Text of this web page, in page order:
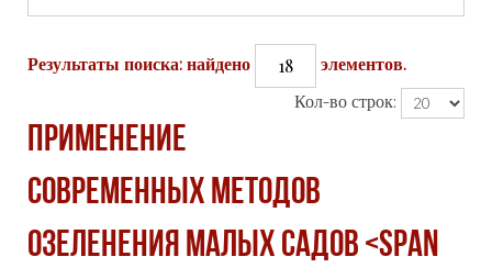
Результаты поиска: найдено 18
элементов.
Кол-во строк:
ПРИМЕНЕНИЕ
СОВРЕМЕННЫХ МЕТОДОВ
ОЗЕЛЕНЕНИЯ МАЛЫХ САДОВ <span